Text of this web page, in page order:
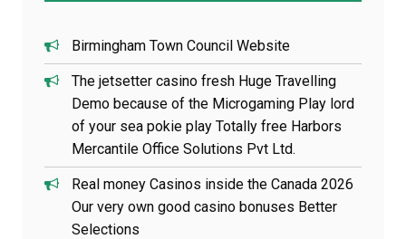
Birmingham Town Council Website
The jetsetter casino fresh Huge Travelling
Demo because of the Microgaming Play lord
of your sea pokie play Totally free Harbors
Mercantile Office Solutions Pvt Ltd.
Real money Casinos inside the Canada 2026
Our very own good casino bonuses Better
Selections